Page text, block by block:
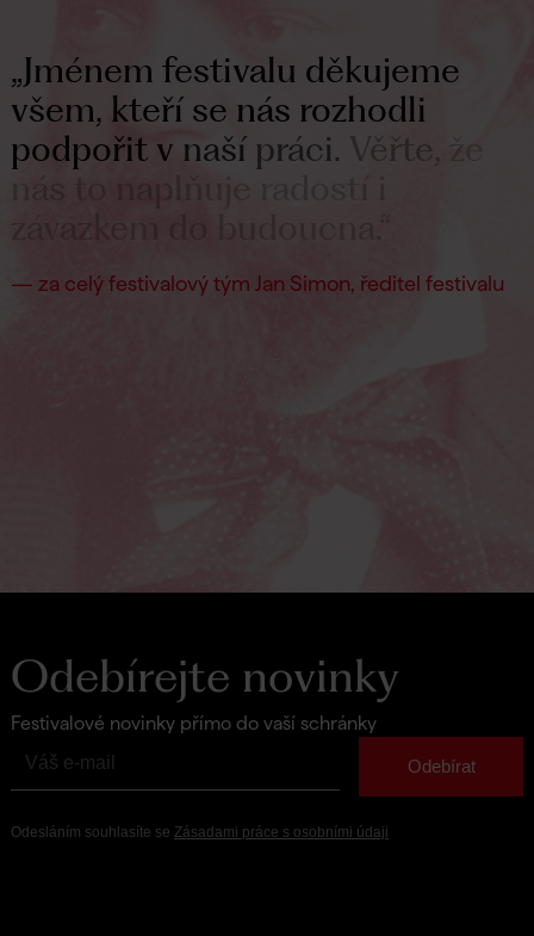
„Jménem festivalu děkujeme
všem, kteří se nás rozhodli
podpořit v naší práci. Věřte, že
naplňuje
— za celý festivalový tým Jan Simon, ředitel festivalu
Odebírejte novinky
Festivalové novinky přímo do vaší schránky